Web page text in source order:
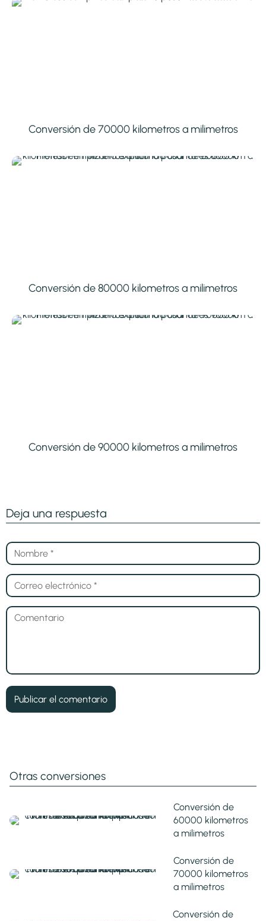
Conversión de 70000 kilometros a milimetros
Conversión de 80000 kilometros a milimetros
Conversión de 90000 kilometros a milimetros
Deja una respuesta
Otras conversiones
Conversión de
60000 kilometros
a milimetros
Conversión de
70000 kilometros
a milimetros
Conversión de